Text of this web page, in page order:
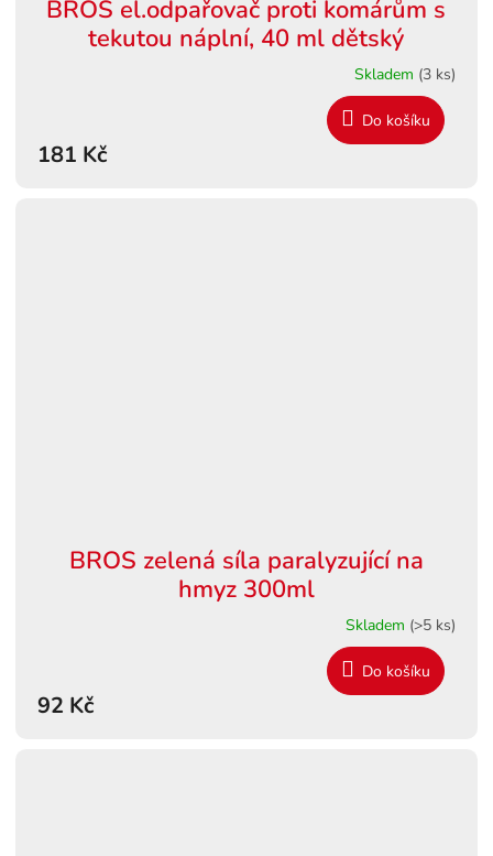
BROS el.odpařovač proti komárům s
tekutou náplní, 40 ml dětský
Skladem (3 ks)
181 Kč
Do košíku
BROS zelená síla paralyzující na
hmyz 300ml
Skladem (>5 ks)
92 Kč
Do košíku